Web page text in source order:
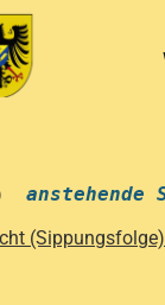
anstehende
(Sippungsfolge)